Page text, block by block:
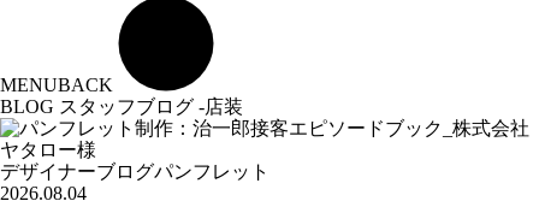
MENUBACK
BLOG スタッフブログ -店装
デザイナーブログパンフレット
2026.08.04